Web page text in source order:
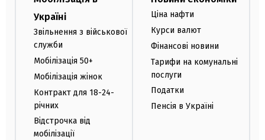
Україні
Звільнення з військової
служби
Мобілізація 50+
Мобілізація жінок
Контракт для 18-24-
річних
Відстрочка від
мобілізації
Ціна нафти
Курси валют
Фінансові новини
Тарифи на комунальні
послуги
Податки
Пенсія в Україні